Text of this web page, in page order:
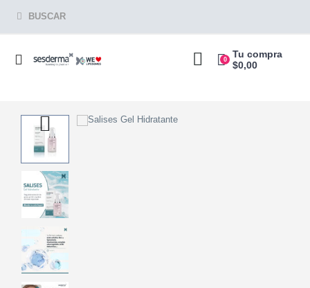
BUSCAR
0
Tu compra
$0,00